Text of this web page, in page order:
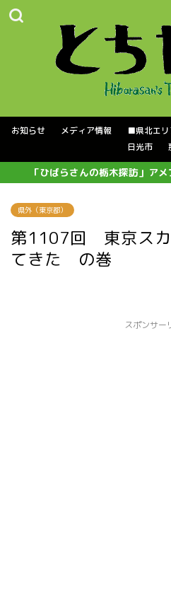
お知らせ メディア情報
■県北エリ
日光市
「ひばらさんの栃木探訪」ア
県外（東京都）
第1107回 東京スカ
てきた の巻
スポンサー